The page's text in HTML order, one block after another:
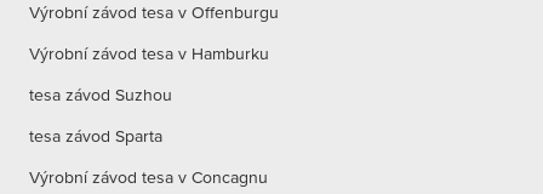
Výrobní závod tesa v Offenburgu
Výrobní závod tesa v Hamburku
tesa závod Suzhou
tesa závod Sparta
Výrobní závod tesa v Concagnu